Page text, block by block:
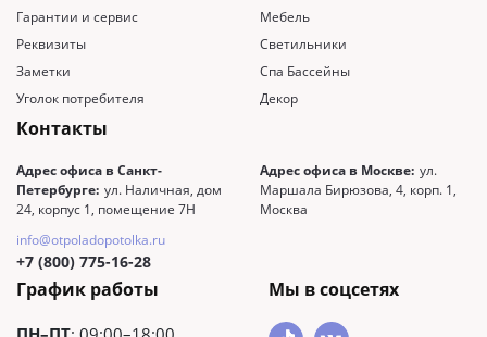
Гарантии и сервис
Реквизиты
Заметки
Уголок потребителя
Мебель
Светильники
Спа Бассейны
Декор
Контакты
Адрес офиса в Санкт-
Петербурге: ул. Наличная, дом
24, корпус 1, помещение 7Н
Адрес офиса в Москве: ул.
Маршала Бирюзова, 4, корп. 1,
Москва
info@otpoladopotolka.ru
+7 (800) 775-16-28
График работы Мы в соцсетях